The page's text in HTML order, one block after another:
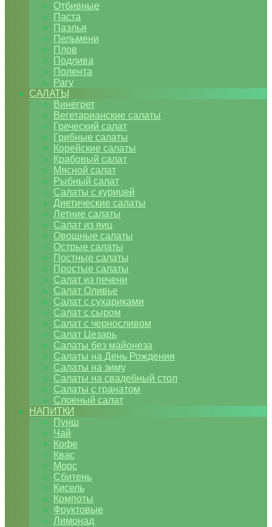
Отбивные
Паста
Паэлья
Пельмени
Плов
Подлива
Полента
Рагу
САЛАТЫ
Винегрет
Вегетарианские салаты
Греческий салат
Грибные салаты
Корейские салаты
Крабовый салат
Мясной салат
Рыбный салат
Салаты с курицей
Диетические салаты
Летние салаты
Салат из яиц
Овощные салаты
Острые салаты
Постные салаты
Простые салаты
Салат из печени
Салат Оливье
Салат с сухариками
Салат с сыром
Салат с черносливом
Салат Цезарь
Салаты без майонеза
Салаты на День Рождения
Салаты на зиму
Салаты на свадебный стол
Салаты с гранатом
Слоеный салат
НАПИТКИ
Пунш
Чай
Кофе
Квас
Морс
Сбитень
Кисель
Компоты
Фруктовые
Лимонад